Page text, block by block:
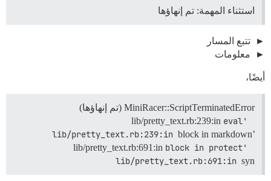
استثناء المهمة: تم إنهاؤها
تتبع المسار
معلومات
أيضًا،
MiniRacer::ScriptTerminatedError (تم إنهاؤها)
lib/pretty_text.rb:239:in eval'
lib/pretty_text.rb:239:in block in markdown’
lib/pretty_text.rb:691:in block in protect'
lib/pretty_text.rb:691:in syn